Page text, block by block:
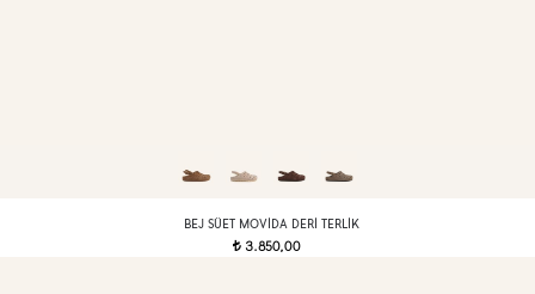
BEJ SÜET MOVIDA DERI TERLIK
t3.850,00